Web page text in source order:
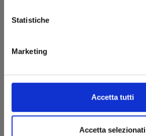
Statistiche
Marketing
Accetta tutti
Accetta selezionati